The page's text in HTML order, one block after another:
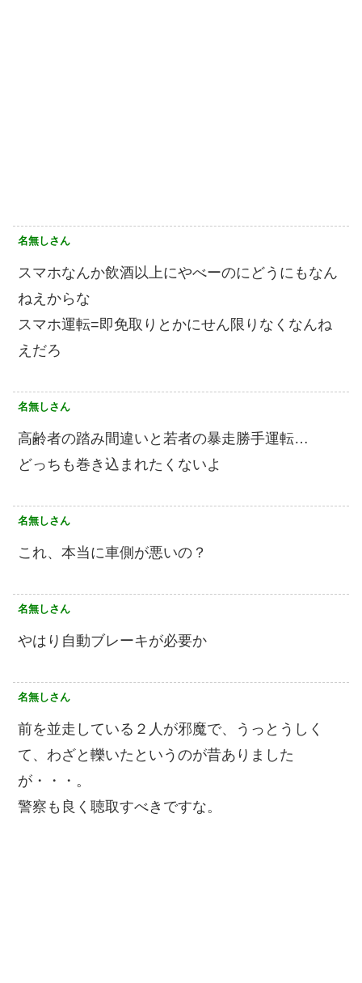
名無しさん
スマホなんか飲酒以上にやべーのにどうにもなん
ねえからな
スマホ運転=即免取りとかにせん限りなくなんね
えだろ
名無しさん
高齢者の踏み間違いと若者の暴走勝手運転…
どっちも巻き込まれたくないよ
名無しさん
これ、本当に車側が悪いの？
名無しさん
やはり自動ブレーキが必要か
名無しさん
前を並走している２人が邪魔で、うっとうしく
て、わざと轢いたというのが昔ありました
が・・・。
警察も良く聴取すべきですな。